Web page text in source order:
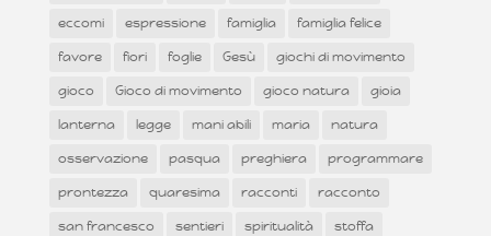
eccomi
espressione famiglia
famiglia felice
favore
fiori foglie Gesù
giochi di movimento
gioco
Gioco di movimento gioco natura
gioia
lanterna
legge mani abili maria
natura
osservazione
pasqua preghiera
programmare
prontezza
quaresima racconti
racconto
san francesco
sentieri spiritualità stoffa